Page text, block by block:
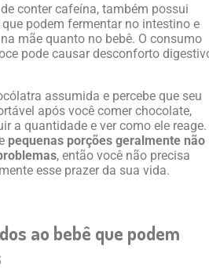
conter cafeína, também possui
podem fermentar no intestino e
mãe quanto no bebê. O consumo
pode causar desconforto
assumida e percebe que seu
após você comer chocolate,
a quantidade e ver como ele reage.
pequenas porções geralmente não
, então você não precisa
esse prazer da sua vida.
ao bebê que podem